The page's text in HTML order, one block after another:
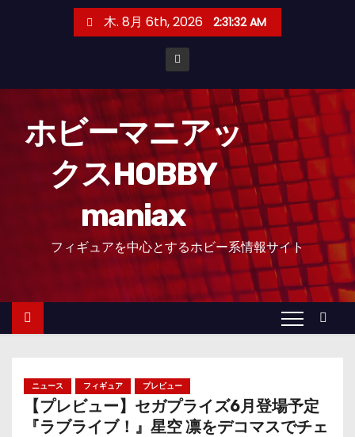
木. 8月 6th, 2026 2:31:33 AM
ホビーマニアッ
クスHOBBY
maniax
フィギュアを中心とするホビー系情報サイト
ニュース フィギュア プレビュー
【プレビュー】セガプライズ6月登場予定
『ラブライブ！』星空 凛をデコマスでチェ